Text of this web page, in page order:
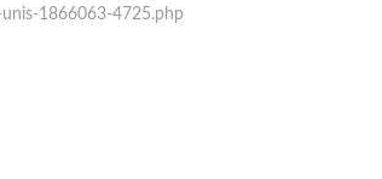
1866063-4725.php